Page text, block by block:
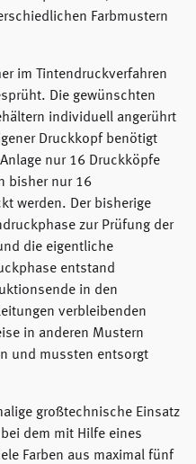
Farbmustern
im Tintendruckverfahren
Die gewünschten
individuell angerührt
Druckkopf benötigt
nur 16 Druckköpfe
bisher nur 16
werden. Der bisherige
zur Prüfung der
die eigentliche
entstand
in den
verbleibenden
in anderen Mustern
und mussten entsorgt
großtechnische Einsatz
dem mit Hilfe eines
Farben aus maximal fünf